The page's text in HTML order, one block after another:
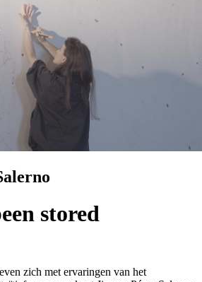
stored
zich met ervaringen van het